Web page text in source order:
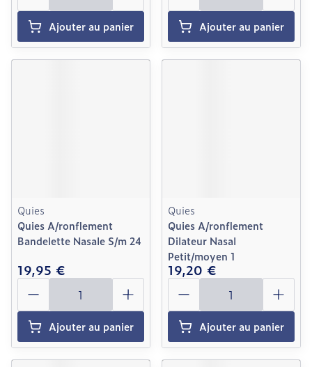
Ajouter au panier Ajouter au panier
Quies
Quies A/ronflement
Bandelette Nasale S/m 24
19,95 €
Quantité
Ajouter au panier
Quies
Quies A/ronflement
Dilateur Nasal
Petit/moyen 1
19,20 €
Quantité
Ajouter au panier